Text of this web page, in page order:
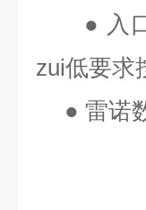
● 入
zui低要求
● 雷诺